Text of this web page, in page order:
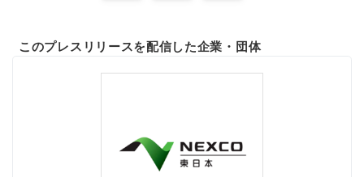
このプレスリリースを配信した企業・団体